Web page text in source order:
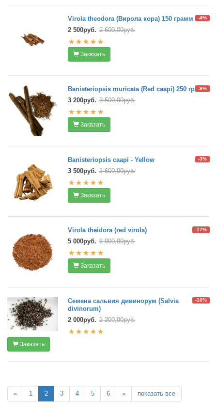
-4%
Virola theodora (Вирола кора) 150 грамм
2 500руб. 2 600,00руб.
Заказать
-9%
Banisteriopsis muricata (Red caapi) 250 грамм
3 200руб. 3 500,00руб.
Заказать
-3%
Banisteriopsis caapi - Yellow
3 500руб. 3 600,00руб.
Заказать
-17%
Virola theidora (red virola)
5 000руб. 6 000,00руб.
Заказать
-10%
Семена сальвия дивинорум (Salvia
divinorum)
2 000руб. 2 200,00руб.
Заказать
« 1 2 3 4 5 6 » показать все